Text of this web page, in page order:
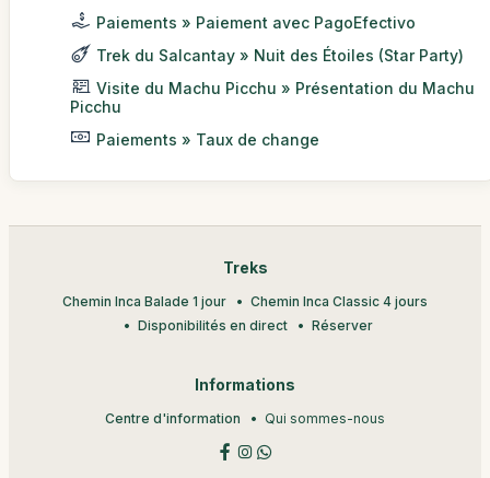
Paiements » Paiement avec PagoEfectivo
Trek du Salcantay » Nuit des Étoiles (Star Party)
Visite du Machu Picchu » Présentation du Machu
Picchu
Paiements » Taux de change
Treks
Chemin Inca Balade 1 jour
Chemin Inca Classic 4 jours
Disponibilités en direct
Réserver
Informations
Centre d'information Qui sommes-nous